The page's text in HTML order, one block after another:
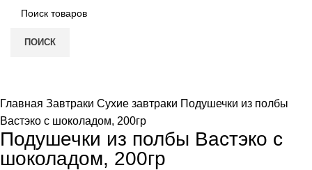
ПОИСК
Главная Завтраки Сухие завтраки Подушечки из полбы
Вастэко с шоколадом, 200гр
Подушечки из полбы Вастэко с
шоколадом, 200гр